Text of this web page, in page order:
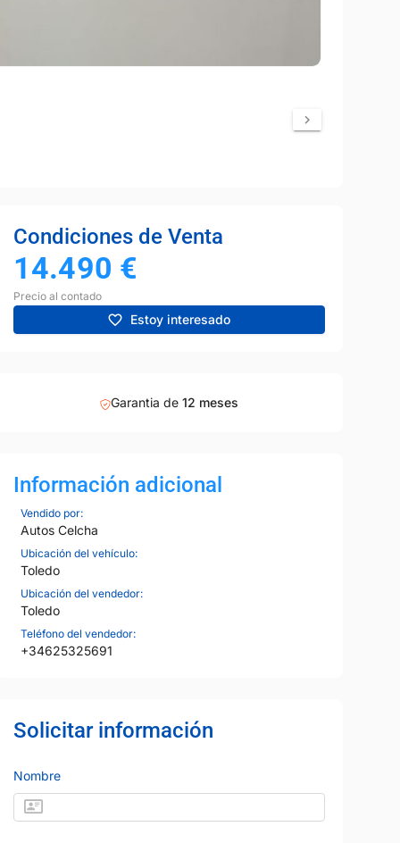
Condiciones de Venta
14.490 €
Precio al contado
Estoy interesado
Garantia de 12 meses
Información adicional
Vendido por:
Autos Celcha
Ubicación del vehículo:
Toledo
Ubicación del vendedor:
Toledo
Teléfono del vendedor:
+34625325691
Solicitar información
Nombre